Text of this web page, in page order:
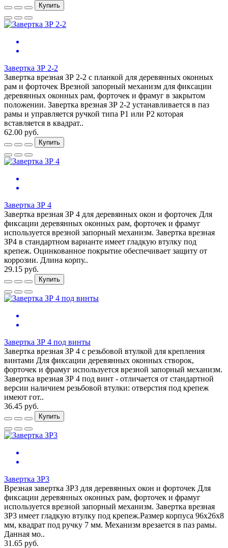
Купить
Завертка ЗР 2-2
Завертка врезная ЗР 2-2 с планкой для деревянных оконных
рам и форточек Врезной запорный механизм для фиксации
деревянных оконных рам, форточек и фрамуг в закрытом
положении. Завертка врезная ЗР 2-2 устанавливается в паз
рамы и управляется ручкой типа Р1 или Р2 которая
вставляется в квадрат..
62.00 руб.
Купить
Завертка ЗР 4
Завертка врезная ЗР 4 для деревянных окон и форточек Для
фиксации деревянных оконных рам, форточек и фрамуг
используется врезной запорный механизм. Завертка врезная
ЗР4 в стандартном варианте имеет гладкую втулку под
крепеж. Оцинкованное покрытие обеспечивает защиту от
коррозии. Длина корпу..
29.15 руб.
Купить
Завертка ЗР 4 под винты
Завертка врезная ЗР 4 с резьбовой втулкой для крепления
винтами Для фиксации деревянных оконных створок,
форточек и фрамуг используется врезной запорный механизм.
Завертка врезная ЗР 4 под винт - отличается от стандартной
версии наличием резьбовой втулки: отверстия под крепеж
имеют гот..
36.45 руб.
Купить
Завертка ЗР3
Врезная завертка ЗР3 для деревянных окон и форточек Для
фиксации деревянных оконных рам, форточек и фрамуг
используется врезной запорный механизм. Завертка врезная
ЗР3 имеет гладкую втулку под крепеж.Размер корпуса 96х26х8
мм, квадрат под ручку 7 мм. Механизм врезается в паз рамы.
Данная мо..
31.65 руб.